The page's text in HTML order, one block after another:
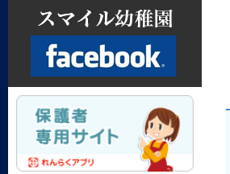
Facebook
Facebook